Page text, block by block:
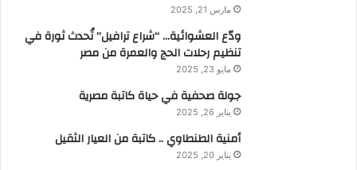
مارس 21, 2025
ودّع العشوائية… “شراع ترافيل” تُحدث ثورة في
تنظيم رحلات الحج والعمرة من مصر
مايو 23, 2025
جولة صحفية في حياة كاتبة مصرية
يناير 26, 2025
أمنية الطنطاوي .. كاتبة من العيار الثقيل
يناير 20, 2025